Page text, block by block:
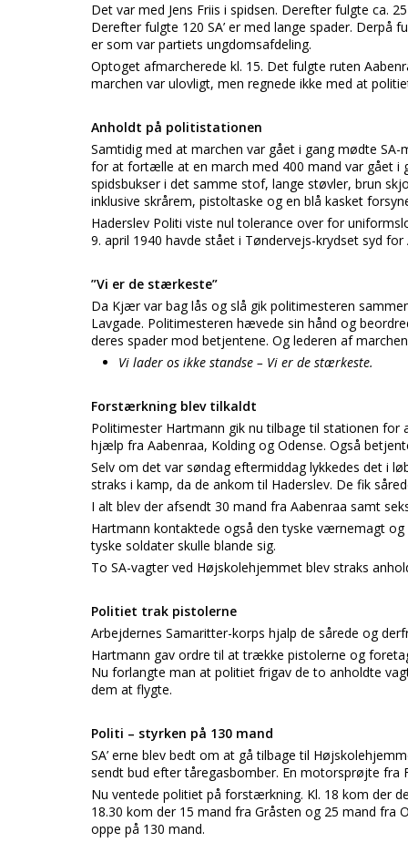
Det var med Jens Friis i spidsen. Derefter fulgte ca.
Derefter fulgte 120 SA’ er med lange spader. Derpå
er som var partiets ungdomsafdeling.
Optoget afmarcherede kl. 15. Det fulgte ruten
marchen var ulovligt, men regnede ikke med at
Anholdt på politistationen
Samtidig med at marchen var gået i gang mødte
for at fortælle at en march med 400 mand var gået i
spidsbukser i det samme stof, lange støvler, brun
inklusive skrårem, pistoltaske og en blå kasket
Haderslev Politi viste nul tolerance over for
9. april 1940 havde stået i Tøndervejs-krydset syd
”Vi er de stærkeste”
Da Kjær var bag lås og slå gik politimesteren
Lavgade. Politimesteren hævede sin hånd og
deres spader mod betjentene. Og lederen af
Vi lader os ikke standse – Vi er de stærkeste.
Forstærkning blev tilkaldt
Politimester Hartmann gik nu tilbage til stationen
hjælp fra Aabenraa, Kolding og Odense. Også
Selv om det var søndag eftermiddag lykkedes det i
straks i kamp, da de ankom til Haderslev. De fik
I alt blev der afsendt 30 mand fra Aabenraa samt
Hartmann kontaktede også den tyske værnemagt
tyske soldater skulle blande sig.
To SA-vagter ved Højskolehjemmet blev straks
Politiet trak pistolerne
Arbejdernes Samaritter-korps hjalp de sårede og
Hartmann gav ordre til at trække pistolerne og
Nu forlangte man at politiet frigav de to anholdte
dem at flygte.
Politi – styrken på 130 mand
SA’ erne blev bedt om at gå tilbage til
sendt bud efter tåregasbomber. En motorsprøjte fra
Nu ventede politiet på forstærkning. Kl. 18 kom der
18.30 kom der 15 mand fra Gråsten og 25 mand fra
oppe på 130 mand.